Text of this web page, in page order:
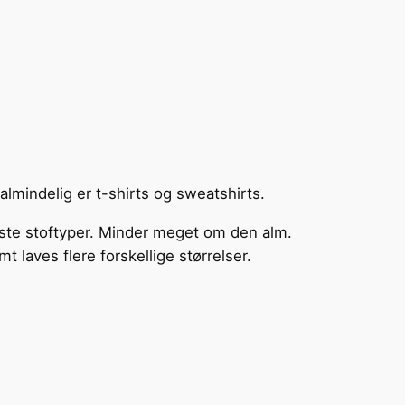
er t-shirts og sweatshirts.
stoftyper. Minder meget om den alm.
laves flere forskellige størrelser.